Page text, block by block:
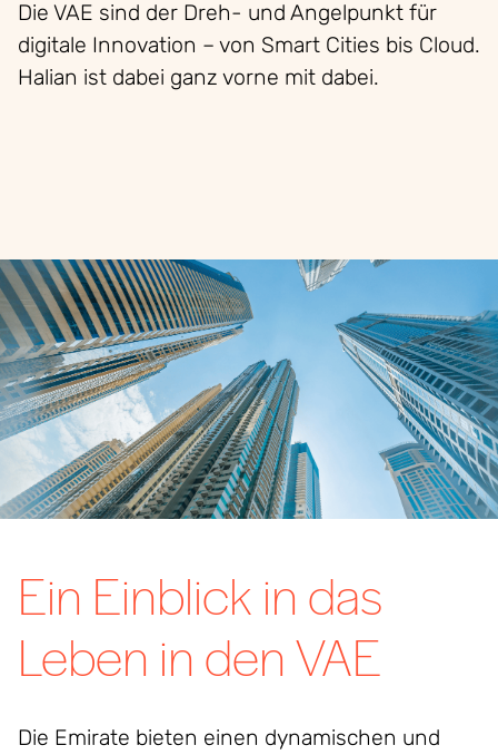
Die VAE sind der Dreh- und Angelpunkt für
digitale Innovation – von Smart Cities bis Cloud.
Halian ist dabei ganz vorne mit dabei.
Ein Einblick in das
Leben in den VAE
Die Emirate bieten einen dynamischen und